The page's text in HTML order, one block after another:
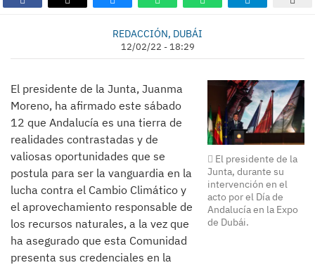
REDACCIÓN, DUBÁI
12/02/22 - 18:29
El presidente de la
Junta, durante su
intervención en el
acto por el Día de
Andalucía en la Expo
de Dubái.
El presidente de la Junta, Juanma
Moreno, ha afirmado este sábado
12 que Andalucía es una tierra de
realidades contrastadas y de
valiosas oportunidades que se
postula para ser la vanguardia en la
lucha contra el Cambio Climático y
el aprovechamiento responsable de
los recursos naturales, a la vez que
ha asegurado que esta Comunidad
presenta sus credenciales en la